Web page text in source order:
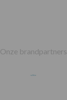
Onze brandpartners